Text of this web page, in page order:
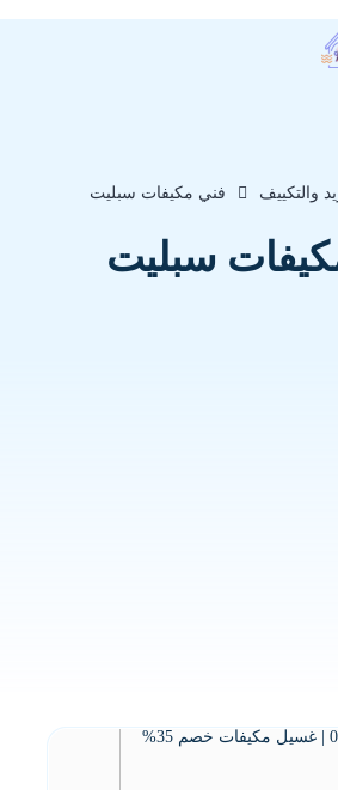
والتكييف فني مكيفات سبليت
سبليت